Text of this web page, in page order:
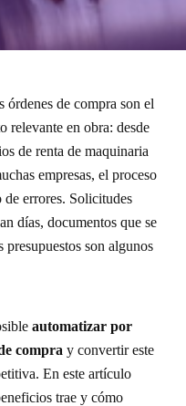
órdenes de compra son el
relevante en obra: desde
de renta de maquinaria
empresas, el proceso
errores. Solicitudes
días, documentos que se
son algunos
automatizar por
compra y convertir este
En este artículo
trae y cómo